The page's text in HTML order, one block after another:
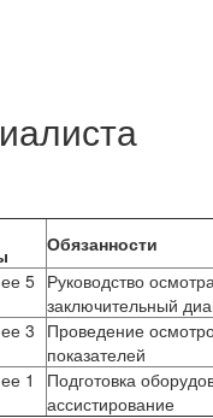
Обязанности
5 Руководство
заключительный
3 Проведение
показателей
1
Подготовка
ассистирование